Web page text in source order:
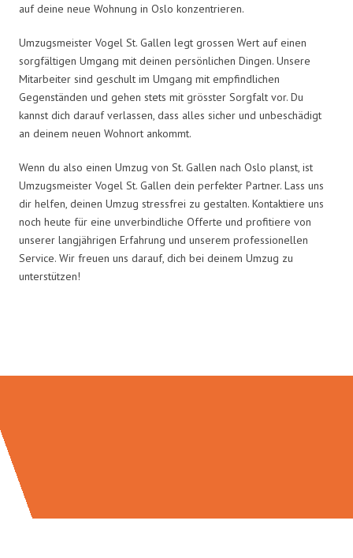
auf deine neue Wohnung in Oslo konzentrieren.
Umzugsmeister Vogel St. Gallen legt grossen Wert auf einen
sorgfältigen Umgang mit deinen persönlichen Dingen. Unsere
Mitarbeiter sind geschult im Umgang mit empfindlichen
Gegenständen und gehen stets mit grösster Sorgfalt vor. Du
kannst dich darauf verlassen, dass alles sicher und unbeschädigt
an deinem neuen Wohnort ankommt.
Wenn du also einen Umzug von St. Gallen nach Oslo planst, ist
Umzugsmeister Vogel St. Gallen dein perfekter Partner. Lass uns
dir helfen, deinen Umzug stressfrei zu gestalten. Kontaktiere uns
noch heute für eine unverbindliche Offerte und profitiere von
unserer langjährigen Erfahrung und unserem professionellen
Service. Wir freuen uns darauf, dich bei deinem Umzug zu
unterstützen!